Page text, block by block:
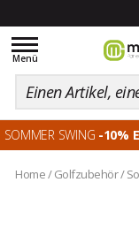
Toggle
navigation
Menü
SOMMER SWING -10%
Home/ Golfzubehör/